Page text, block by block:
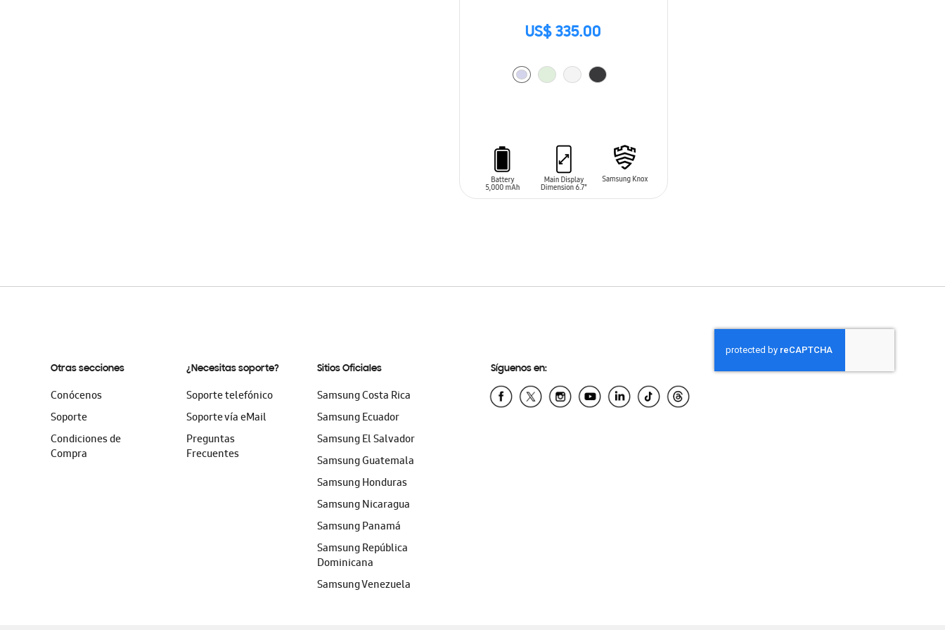
US$ 335.00
Otras secciones
Conócenos
Soporte
Condiciones de
Compra
¿Necesitas soporte?
Soporte telefónico
Soporte vía eMail
Preguntas
Frecuentes
Sitios Oficiales
Samsung Costa Rica
Samsung Ecuador
Samsung El Salvador
Samsung Guatemala
Samsung Honduras
Samsung Nicaragua
Samsung Panamá
Samsung República
Dominicana
Samsung Venezuela
Síguenos en: